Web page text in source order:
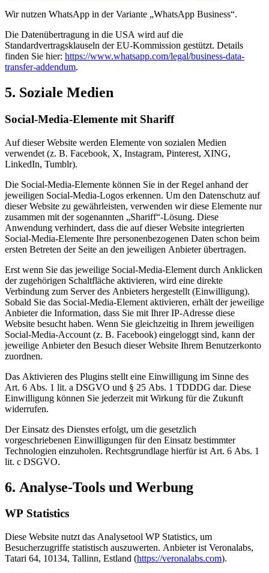
Wir nutzen WhatsApp in der Variante „WhatsApp Business“.
Die Datenübertragung in die USA wird auf die
Standardvertragsklauseln der EU-Kommission gestützt. Details
finden Sie hier: https://www.whatsapp.com/legal/business-data-
transfer-addendum.
5. Soziale Medien
Social-Media-Elemente mit Shariff
Auf dieser Website werden Elemente von sozialen Medien
verwendet (z. B. Facebook, X, Instagram, Pinterest, XING,
LinkedIn, Tumblr).
Die Social-Media-Elemente können Sie in der Regel anhand der
jeweiligen Social-Media-Logos erkennen. Um den Datenschutz auf
dieser Website zu gewährleisten, verwenden wir diese Elemente nur
zusammen mit der sogenannten „Shariff“-Lösung. Diese
Anwendung verhindert, dass die auf dieser Website integrierten
Social-Media-Elemente Ihre personenbezogenen Daten schon beim
ersten Betreten der Seite an den jeweiligen Anbieter übertragen.
Erst wenn Sie das jeweilige Social-Media-Element durch Anklicken
der zugehörigen Schaltfläche aktivieren, wird eine direkte
Verbindung zum Server des Anbieters hergestellt (Einwilligung).
Sobald Sie das Social-Media-Element aktivieren, erhält der jeweilige
Anbieter die Information, dass Sie mit Ihrer IP-Adresse diese
Website besucht haben. Wenn Sie gleichzeitig in Ihrem jeweiligen
Social-Media-Account (z. B. Facebook) eingeloggt sind, kann der
jeweilige Anbieter den Besuch dieser Website Ihrem Benutzerkonto
zuordnen.
Das Aktivieren des Plugins stellt eine Einwilligung im Sinne des
Art. 6 Abs. 1 lit. a DSGVO und § 25 Abs. 1 TDDDG dar. Diese
Einwilligung können Sie jederzeit mit Wirkung für die Zukunft
widerrufen.
Der Einsatz des Dienstes erfolgt, um die gesetzlich
vorgeschriebenen Einwilligungen für den Einsatz bestimmter
Technologien einzuholen. Rechtsgrundlage hierfür ist Art. 6 Abs. 1
lit. c DSGVO.
6. Analyse-Tools und Werbung
WP Statistics
Diese Website nutzt das Analysetool WP Statistics, um
Besucherzugriffe statistisch auszuwerten. Anbieter ist Veronalabs,
Tatari 64, 10134, Tallinn, Estland (https://veronalabs.com).